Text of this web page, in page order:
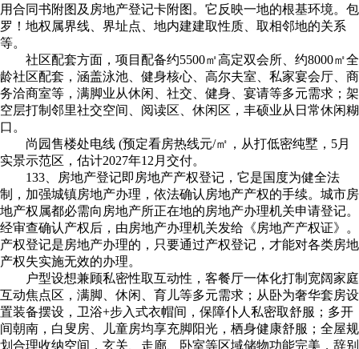
用合同书附图及房地产登记卡附图。它反映一地的根基环境。包
罗！地权属界线、界址点、地内建建取性质、取相邻地的关系
等。
社区配套方面，项目配备约5500㎡高定双会所、约8000㎡全
龄社区配套，涵盖泳池、健身核心、高尔夫室、私家宴会厅、商
务洽商室等，满脚业从休闲、社交、健身、宴请等多元需求；架
空层打制邻里社交空间、阅读区、休闲区，丰硕业从日常休闲糊
口。
尚园售楼处电线 (预定看房热线元/㎡，从打低密纯墅，5月
实景示范区，估计2027年12月交付。
133、房地产登记即房地产产权登记，它是国度为健全法
制，加强城镇房地产办理，依法确认房地产产权的手续。城市房
地产权属都必需向房地产所正在地的房地产办理机关申请登记。
经审查确认产权后，由房地产办理机关发给《房地产产权证》。
产权登记是房地产办理的，只要通过产权登记，才能对各类房地
产权失实施无效的办理。
户型设想兼顾私密性取互动性，客餐厅一体化打制宽阔家庭
互动焦点区，满脚、休闲、育儿等多元需求；从卧为奢华套房设
置装备摆设，卫浴+步入式衣帽间，保障仆人私密取舒服；多开
间朝南，白叟房、儿童房均享充脚阳光，栖身健康舒服；全屋规
划合理收纳空间，玄关、走廊、卧室等区域储物功能完美，辞别